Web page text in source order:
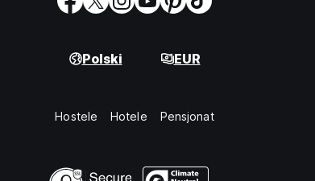
Polski EUR
Hostele Hotele Pensjonat